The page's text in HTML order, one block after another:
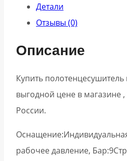
Детали
Отзывы (0)
Описание
Купить
выгодной цене в магазине ,
России.
рабочее давление,